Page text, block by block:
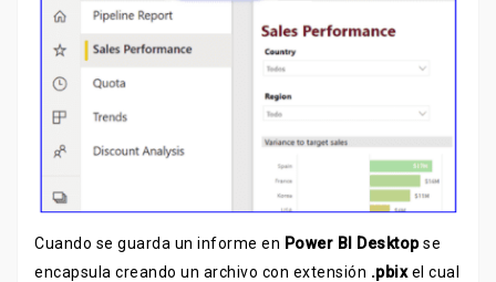
Cuando se guarda un informe en Power BI Desktopse
encapsula creando un archivo con extensión .pbixel cual